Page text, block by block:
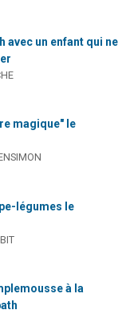
avec un enfant qui ne
magique" le
légumes le
à la